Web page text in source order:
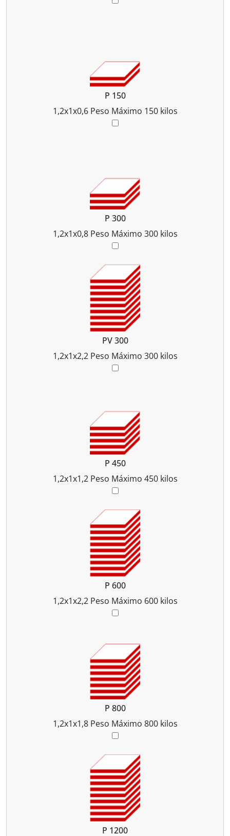
P 150
1,2x1x0,6 Peso Máximo 150 kilos
P 300
1,2x1x0,8 Peso Máximo 300 kilos
PV 300
1,2x1x2,2 Peso Máximo 300 kilos
P 450
1,2x1x1,2 Peso Máximo 450 kilos
P 600
1,2x1x2,2 Peso Máximo 600 kilos
P 800
1,2x1x1,8 Peso Máximo 800 kilos
P 1200